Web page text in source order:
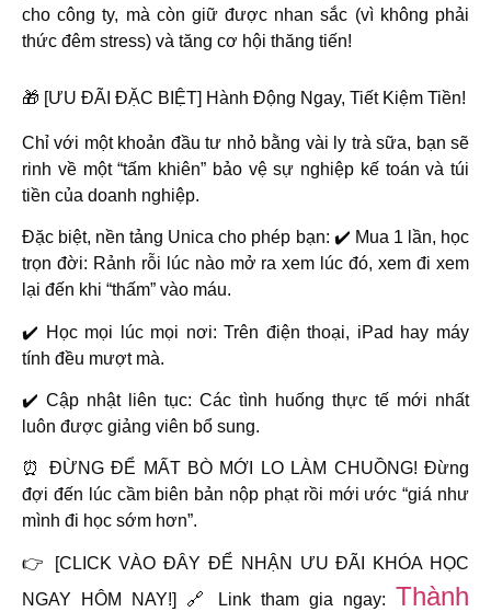
cho công ty, mà còn giữ được nhan sắc (vì không phải
thức đêm stress) và tăng cơ hội thăng tiến!
🎁 [ƯU ĐÃI ĐẶC BIỆT] Hành Động Ngay, Tiết Kiệm Tiền!
Chỉ với một khoản đầu tư nhỏ bằng vài ly trà sữa, bạn sẽ
rinh về một “tấm khiên” bảo vệ sự nghiệp kế toán và túi
tiền của doanh nghiệp.
Đặc biệt, nền tảng Unica cho phép bạn: ✔️ Mua 1 lần, học
trọn đời: Rảnh rỗi lúc nào mở ra xem lúc đó, xem đi xem
lại đến khi “thấm” vào máu.
✔️ Học mọi lúc mọi nơi: Trên điện thoại, iPad hay máy
tính đều mượt mà.
✔️ Cập nhật liên tục: Các tình huống thực tế mới nhất
luôn được giảng viên bổ sung.
⏰ ĐỪNG ĐỂ MẤT BÒ MỚI LO LÀM CHUỒNG! Đừng
đợi đến lúc cầm biên bản nộp phạt rồi mới ước “giá như
mình đi học sớm hơn”.
👉
[CLICK VÀO ĐÂY ĐỂ NHẬN ƯU ĐÃI KHÓA HỌC
NGAY HÔM NAY!]
🔗 Link tham gia ngay: Thành